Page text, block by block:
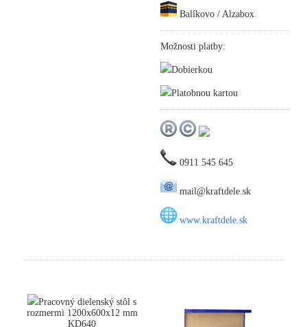
Balíkovo / Alzabox
Možnosti platby:
Dobierkou
Platobnou kartou
0911 545 645
mail@kraftdele.sk
www.kraftdele.sk
Pracovný dielenský stôl s
rozmermi 1200x600x12 mm
KD640